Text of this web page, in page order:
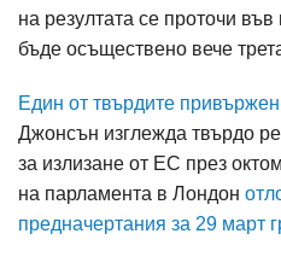
на резултата се проточи
бъде осъществено вече
Един от твърдите
Джонсън изглежда твърдо
за излизане от ЕС през
на парламента в Лондон
предначертания за 29 март